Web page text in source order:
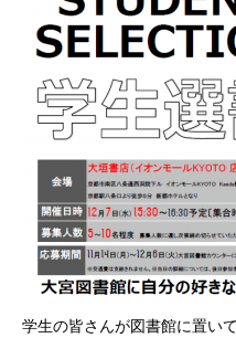
学生の皆さんが図書館に置い